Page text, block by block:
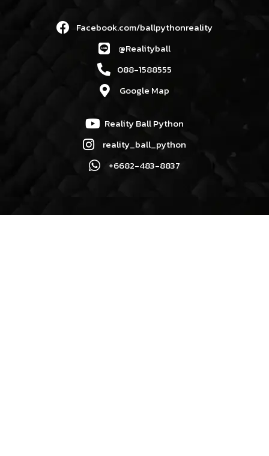
Facebook.com/ballpythonreality
@Realityball
088-1588555
Google Map
Reality Ball Python
reality_ball_python
+6682-483-8837